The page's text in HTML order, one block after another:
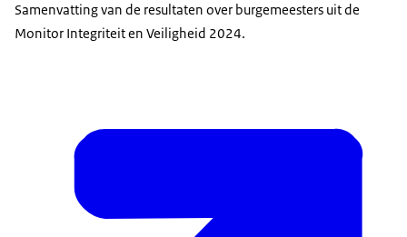
Samenvatting van de resultaten over burgemeesters uit de
Monitor Integriteit en Veiligheid 2024.